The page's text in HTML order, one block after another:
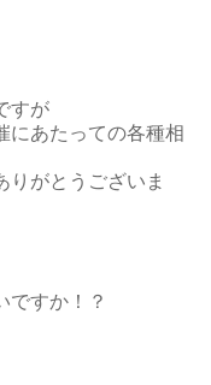
すが
にあたっての各種相
りがとうございま
ですか！？